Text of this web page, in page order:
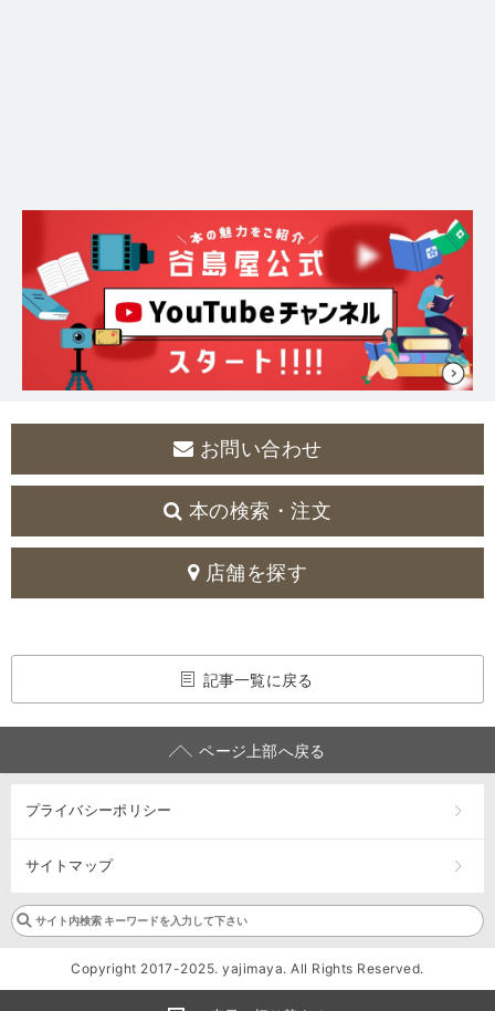
お問い合わせ
本の検索・注文
店舗を探す
記事一覧に戻る
ページ上部へ戻る
プライバシーポリシー
サイトマップ
Copyright 2017-2025. yajimaya. All Rights Reserved.